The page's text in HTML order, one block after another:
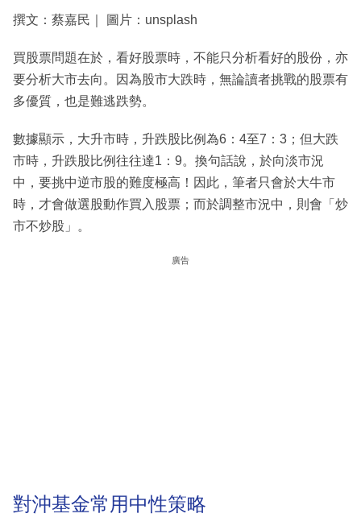
撰文：蔡嘉民｜ 圖片：unsplash
買股票問題在於，看好股票時，不能只分析看好的股份，亦
要分析大市去向。因為股市大跌時，無論讀者挑戰的股票有
多優質，也是難逃跌勢。
數據顯示，大升市時，升跌股比例為6：4至7：3；但大跌
市時，升跌股比例往往達1：9。換句話說，於向淡市況
中，要挑中逆市股的難度極高！因此，筆者只會於大牛市
時，才會做選股動作買入股票；而於調整市況中，則會「炒
市不炒股」。
廣告
對沖基金常用中性策略